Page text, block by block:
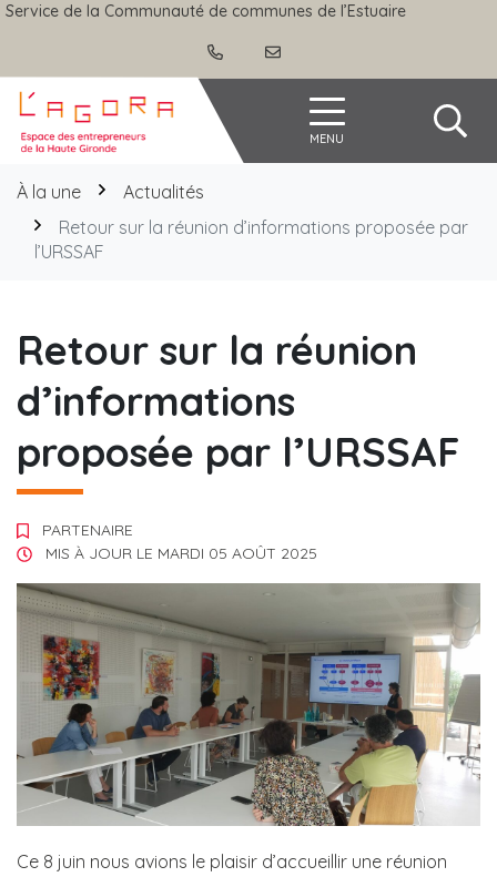
Gestion des traceurs
Aller
Service de la Communauté de communes de l’Estuaire
Agora MENU
À la une
Actualités
Retour sur la réunion d’informations proposée par
l’URSSAF
Retour sur la réunion
d’informations
proposée par l’URSSAF
PARTENAIRE
MIS À JOUR LE MARDI 05 AOÛT 2025
Ce 8 juin nous avions le plaisir d’accueillir une réunion